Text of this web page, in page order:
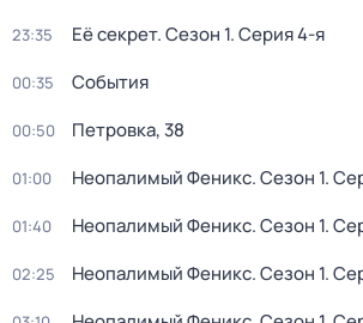
23:35 Её секрет. Сезон 1. Серия 4-я
00:35 События
00:50 Петровка, 38
01:00 Неопалимый Феникс. Сезон 1.
01:40 Неопалимый Феникс. Сезон 1.
02:25 Неопалимый Феникс. Сезон 1.